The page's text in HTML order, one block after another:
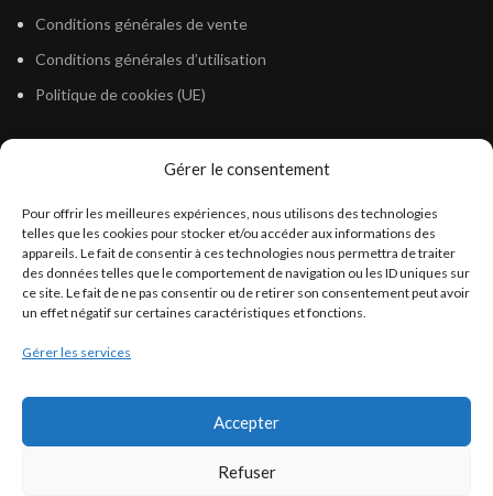
Gérer le consentement
Pour offrir les meilleures expériences, nous utilisons des technologies
telles que les cookies pour stocker et/ou accéder aux informations des
appareils. Le fait de consentir à ces technologies nous permettra de traiter
des données telles que le comportement de navigation ou les ID uniques sur
ce site. Le fait de ne pas consentir ou de retirer son consentement peut avoir
un effet négatif sur certaines caractéristiques et fonctions.
Gérer les services
Accepter
Refuser
Conditions générales de vente
Conditions générales d’utilisation
Politique de cookies (UE)
Législation Gasoil Fioul GNR
Législation Essence
Législation Adblue
Législation Eau
Législation Lubrifiant
Législation Phytosanitaire